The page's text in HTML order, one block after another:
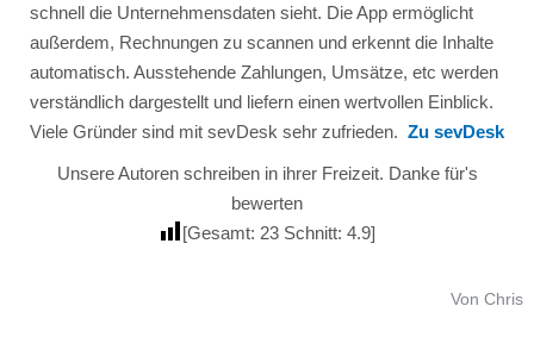
schnell die Unternehmensdaten sieht. Die App ermöglicht
außerdem, Rechnungen zu scannen und erkennt die Inhalte
automatisch. Ausstehende Zahlungen, Umsätze, etc werden
verständlich dargestellt und liefern einen wertvollen Einblick.
Viele Gründer sind mit sevDesk sehr zufrieden. Zu sevDesk
Unsere Autoren schreiben in ihrer Freizeit. Danke für's
bewerten
[Gesamt: 23 Schnitt: 4.9]
Von Chris